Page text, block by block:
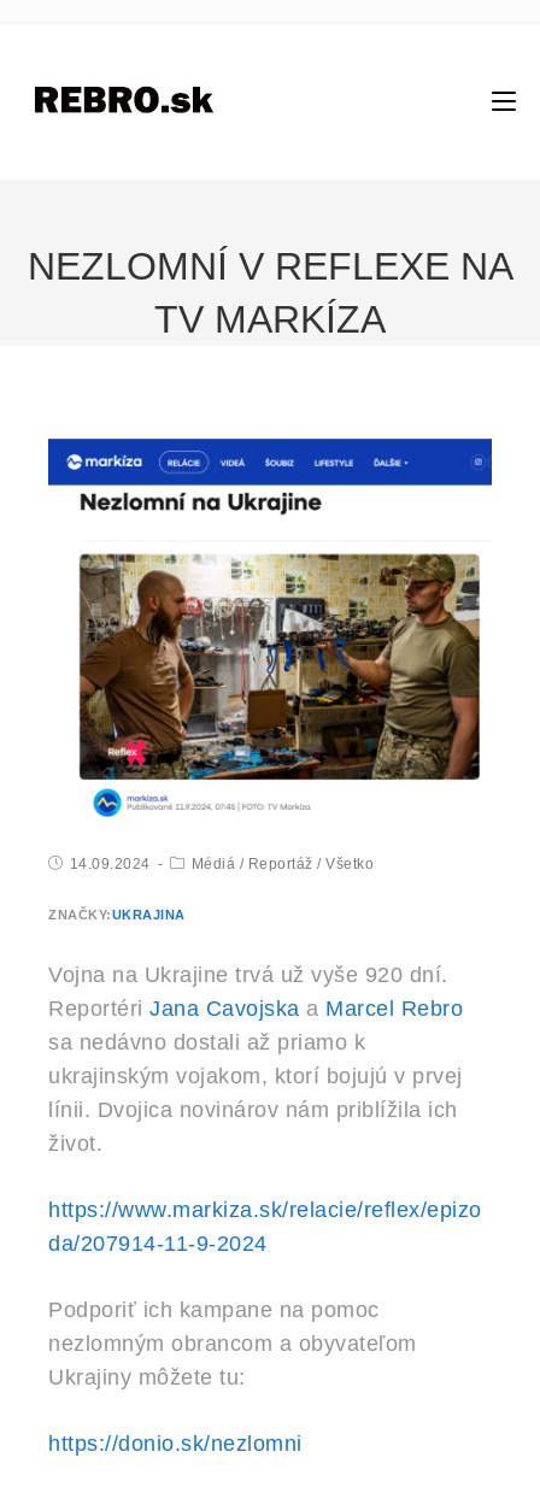
NEZLOMNÍ V REFLEXE NA
TV MARKÍZA
14.09.2024 Médiá / Reportáž / Všetko
ZNAČKY:UKRAJINA
Vojna na Ukrajine trvá už vyše 920 dní.
Reportéri Jana Cavojska a Marcel Rebro
sa nedávno dostali až priamo k
ukrajinským vojakom, ktorí bojujú v prvej
línii. Dvojica novinárov nám priblížila ich
život.
https://www.markiza.sk/relacie/reflex/epizo
da/207914-11-9-2024
Podporiť ich kampane na pomoc
nezlomným obrancom a obyvateľom
Ukrajiny môžete tu:
https://donio.sk/nezlomni